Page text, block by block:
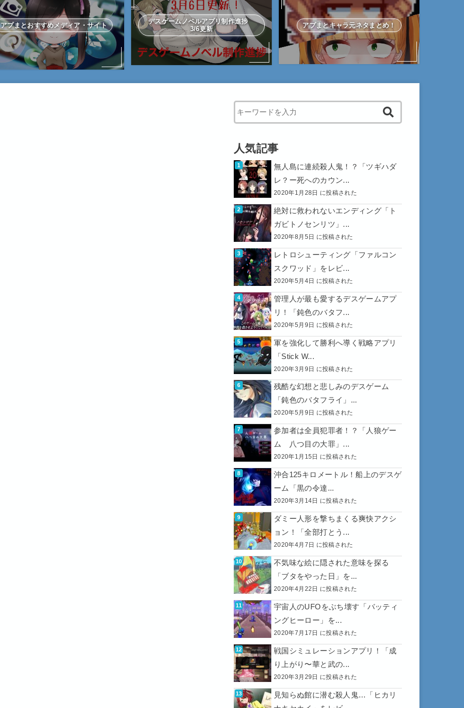
アプまとおすすめメディア・サイト
デスゲームノベルアプリ制作進捗
3/6更新
アプまとキャラ元ネタまとめ！
When autocomplete results are available use up and down
人気記事
無人島に連続殺人鬼！？「ツギハダ
レ？ー死へのカウン...
2020年1月28日 に投稿された
絶対に救われないエンディング「ト
ガビトノセンリツ」...
2020年8月5日 に投稿された
レトロシューティング「ファルコン
スクワッド」をレビ...
2020年5月4日 に投稿された
管理人が最も愛するデスゲームアプ
リ！「鈍色のバタフ...
2020年5月9日 に投稿された
軍を強化して勝利へ導く戦略アプリ
「Stick W...
2020年3月9日 に投稿された
残酷な幻想と悲しみのデスゲーム
「鈍色のバタフライ」...
2020年5月9日 に投稿された
参加者は全員犯罪者！？「人狼ゲー
ム 八つ目の大罪」...
2020年1月15日 に投稿された
沖合125キロメートル！船上のデスゲ
ーム「黒の令達...
2020年3月14日 に投稿された
ダミー人形を撃ちまくる爽快アクシ
ョン！「全部打とう...
2020年4月7日 に投稿された
不気味な絵に隠された意味を探る
「ブタをやった日」を...
2020年4月22日 に投稿された
宇宙人のUFOをぶち壊す「バッティ
ングヒーロー」を...
2020年7月17日 に投稿された
戦国シミュレーションアプリ！「成
り上がり〜華と武の...
2020年3月29日 に投稿された
見知らぬ館に潜む殺人鬼…「ヒカリ